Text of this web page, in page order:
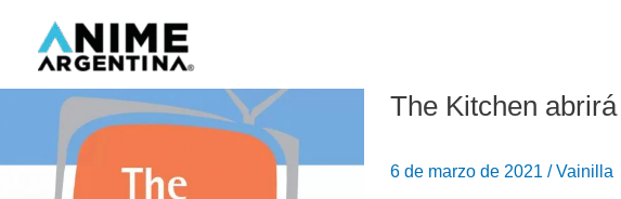
contenido
The Kitchen
6 de marzo de 2021 /Vainilla
The
un